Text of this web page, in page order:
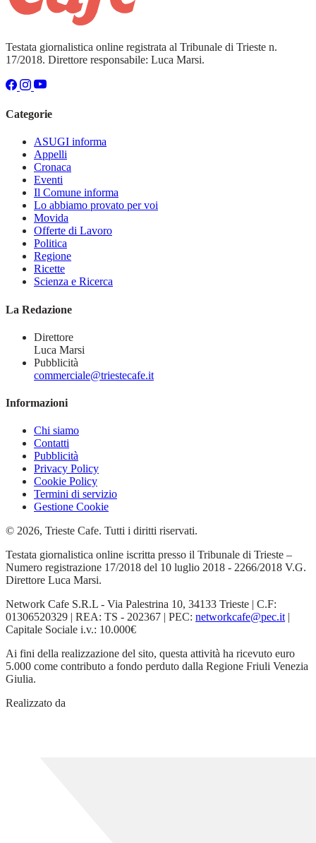
Testata giornalistica online registrata al Tribunale di Trieste n.
17/2018. Direttore responsabile: Luca Marsi.
Categorie
ASUGI informa
Appelli
Cronaca
Eventi
Il Comune informa
Lo abbiamo provato per voi
Movida
Offerte di Lavoro
Politica
Regione
Ricette
Scienza e Ricerca
La Redazione
Direttore
Luca Marsi
Pubblicità
commerciale@triestecafe.it
Informazioni
Chi siamo
Contatti
Pubblicità
Privacy Policy
Cookie Policy
Termini di servizio
Gestione Cookie
© 2026, Trieste Cafe. Tutti i diritti riservati.
Testata giornalistica online iscritta presso il Tribunale di Trieste –
Numero registrazione 17/2018 del 10 luglio 2018 - 2266/2018 V.G.
Direttore Luca Marsi.
Network Cafe S.R.L - Via Palestrina 10, 34133 Trieste | C.F:
01306520329 | REA: TS - 202367 | PEC: networkcafe@pec.it |
Capitale Sociale i.v.: 10.000€
Ai fini della realizzazione del sito, questa attività ha ricevuto euro
5.000 come contributo a fondo perduto dalla Regione Friuli Venezia
Giulia.
Realizzato da